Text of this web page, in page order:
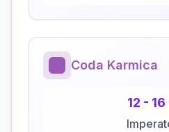
Coda Karmica
12 - 16